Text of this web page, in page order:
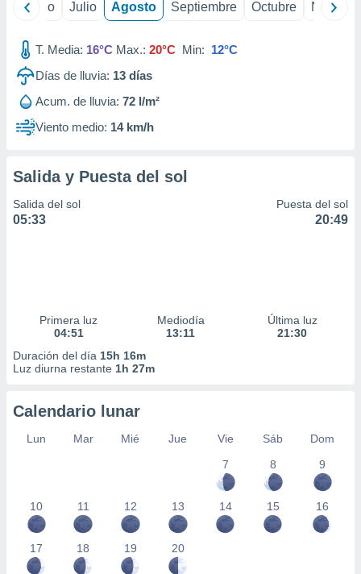
Junio Julio Agosto Septiembre Octubre
T. Media: 16°C Max.: 20°C Min: 12°C
Días de lluvia: 13 días
Acum. de lluvia: 72 l/m²
Viento medio: 14 km/h
Salida y Puesta del sol
Salida del sol
05:33
Puesta del sol
20:49
Primera luz
04:51
Mediodía
13:11
Última luz
21:30
Duración del día 15h 16m
Luz diurna restante 1h 27m
Calendario lunar
Lun Mar Mié Jue Vie Sáb
Dom
7
8 9
10 11 12 13 14 15 16
17 18 19 20